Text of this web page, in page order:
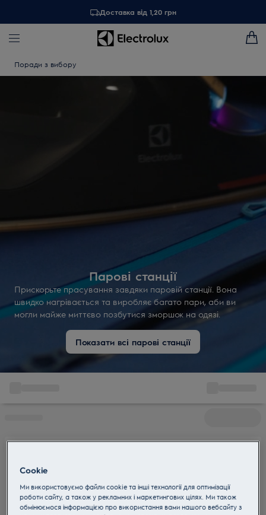
Доставка від 1,20 грн
Поради з вибору
Парові станції
Прискорьте прасування завдяки паровій станції. Вона
швидко нагрівається та виробляє багато пари, аби ви
могли майже миттєво позбутися зморшок на одязі.
Показати всі парові станції
Cookie
Ми використовуємо файли cookie та інші технології для оптимізації
роботи сайту, а також у рекламних і маркетингових цілях. Ми також
обмінюємося інформацією про використання вами нашого вебсайту з